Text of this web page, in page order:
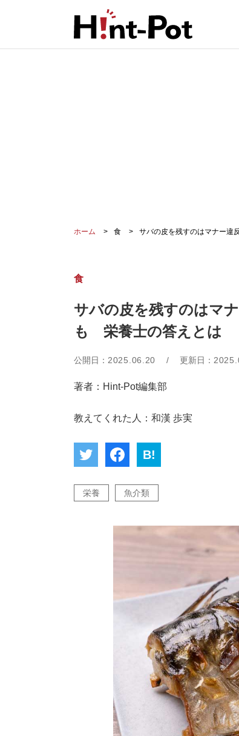
ホーム 食 サバの皮を残すのはマナー
食
サバの皮を残すのはマ
も 栄養士の答えとは
公開日： 2025.06.20 / 更新日：
著者：Hint-Pot編集部
教えてくれた人：和漢 歩実
B!
栄養 魚介類